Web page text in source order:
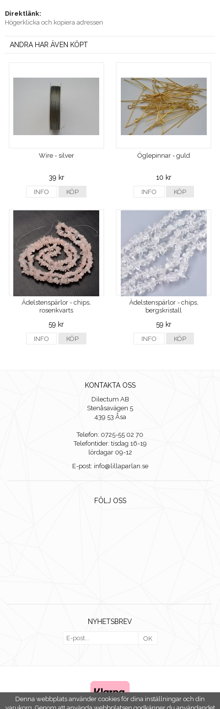
Direktlänk:
Högerklicka och kopiera adressen
ANDRA HAR ÄVEN KÖPT
Wire - silver
39 kr
INFO KÖP
Öglepinnar - guld
10 kr
INFO KÖP
Ädelstenspärlor - chips,
rosenkvarts
59 kr
INFO KÖP
Ädelstenspärlor - chips,
bergskristall
59 kr
INFO KÖP
KONTAKTA OSS
Dilectum AB
Stenåsavägen 5
439 53 Åsa
Telefon: 0725-55 02 70
Telefontider: tisdag 16-19
lördagar 09-12
E-post: info@lillaparlan.se
FÖLJ OSS
NYHETSBREV
OK
Denna webbplats använder cookies för dina inställningar och din